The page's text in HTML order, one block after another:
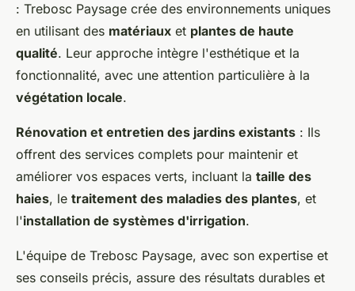
: Trebosc Paysage crée des environnements uniques
en utilisant des matériaux et plantes de haute
qualité. Leur approche intègre l'esthétique et la
fonctionnalité, avec une attention particulière à la
végétation locale.
Rénovation et entretien des jardins existants : Ils
offrent des services complets pour maintenir et
améliorer vos espaces verts, incluant la taille des
haies, le traitement des maladies des plantes, et
l'installation de systèmes d'irrigation.
L'équipe de Trebosc Paysage, avec son expertise et
ses conseils précis, assure des résultats durables et